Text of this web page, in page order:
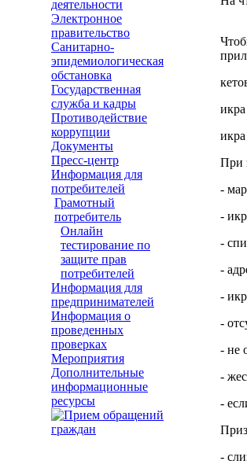
деятельности
Электронное
правительство
Санитарно-
эпидемиологическая
обстановка
Государственная
служба и кадры
Противодействие
коррупции
Документы
Пресс-центр
Информация для
потребителей
Грамотный
потребитель
Онлайн
тестирование по
защите прав
потребителей
Информация для
предпринимателей
Информация о
проведенных
проверках
Мероприятия
Дополнительные
информационные
ресурсы
При
-
-
-
-
-
-
- не
-
-
-